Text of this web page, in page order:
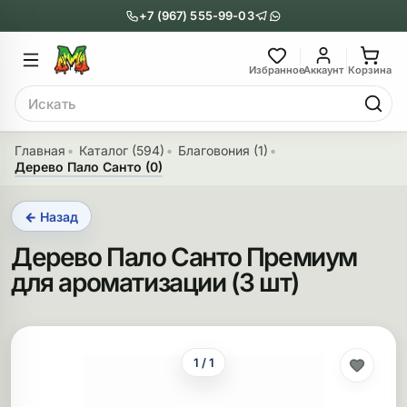
+7 (967) 555-99-03
ИзбранноеАккаунт Корзина
Поиск
Главное меню
Бонги
бонги
с перколятором
бонги
Главное
Трубки
Металлические
Стеклянные
Выпариватели
Главная Каталог (594)
Благовония (1)
Дерево Пало Санто (0)
← Назад
Дерево Пало Санто Премиум
для ароматизации (3 шт)
1 / 1